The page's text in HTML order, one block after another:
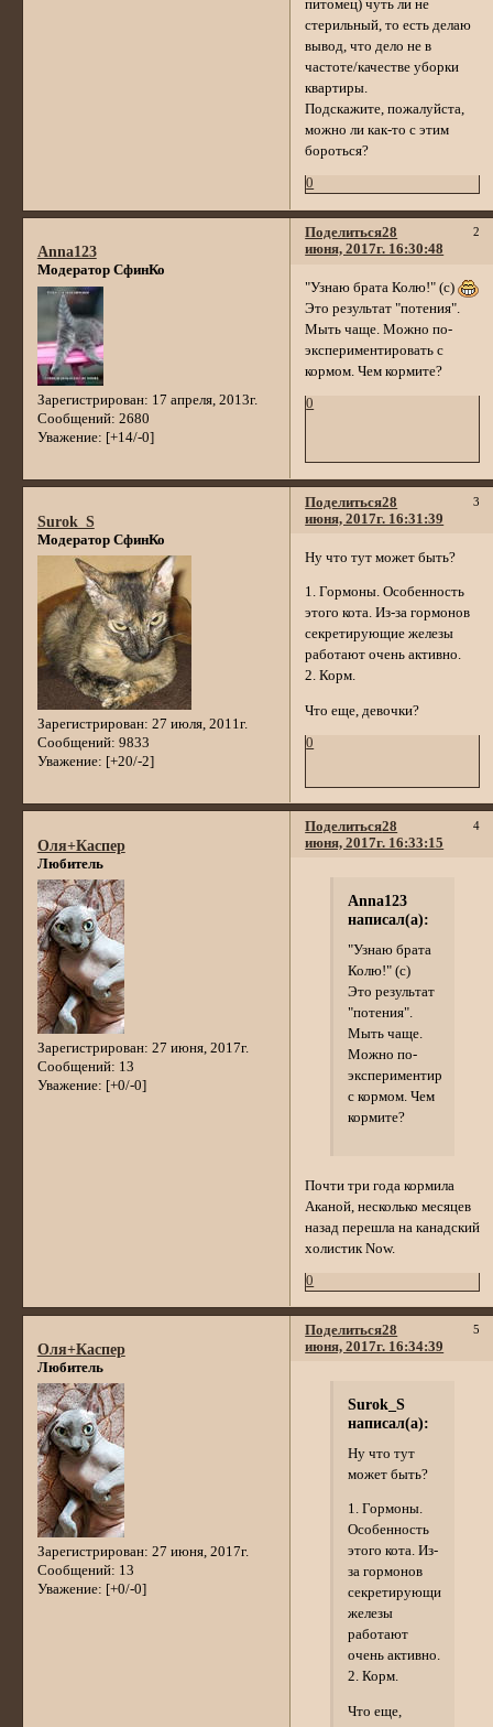
питомец) чуть ли не
стерильный, то есть делаю
вывод, что дело не в
частоте/качестве уборки
квартиры.
Подскажите, пожалуйста,
можно ли как-то с этим
бороться?
0
Поделиться 2
28
июня, 2017г. 16:30:48
Anna123
Модератор СфинКо
Зарегистрирован: 17 апреля, 2013г.
Сообщений: 2680
Уважение: [+14/-0]
"Узнаю брата Колю!" (с)
Это результат "потения".
Мыть чаще. Можно по-
экспериментировать с
кормом. Чем кормите?
0
Поделиться 3
28
июня, 2017г. 16:31:39
Surok_S
Модератор СфинКо
Зарегистрирован: 27 июля, 2011г.
Сообщений: 9833
Уважение: [+20/-2]
Ну что тут может быть?
1. Гормоны. Особенность
этого кота. Из-за гормонов
секретирующие железы
работают очень активно.
2. Корм.
Что еще, девочки?
0
Поделиться 4
28
июня, 2017г. 16:33:15
Оля+Каспер
Любитель
Зарегистрирован: 27 июня, 2017г.
Сообщений: 13
Уважение: [+0/-0]
Anna123
написал(а):
"Узнаю брата
Колю!" (с)
Это результат
"потения".
Мыть чаще.
Можно по-
экспериментировать
с кормом. Чем
кормите?
Почти три года кормила
Аканой, несколько месяцев
назад перешла на канадский
холистик Now.
0
Поделиться 5
28
июня, 2017г. 16:34:39
Оля+Каспер
Любитель
Зарегистрирован: 27 июня, 2017г.
Сообщений: 13
Уважение: [+0/-0]
Surok_S
написал(а):
Ну что тут
может быть?
1. Гормоны.
Особенность
этого кота. Из-
за гормонов
секретирующие
железы
работают
очень активно.
2. Корм.
Что еще,